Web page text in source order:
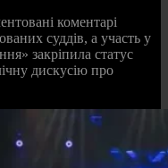
коментарі
суддів, а участь у
закріпила статус
дискусію про